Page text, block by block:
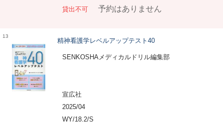
貸出不可 予約はありません
13
精神看護学レベルアップテスト40
SENKOSHAメディカルドリル編集部
宣広社
2025/04
WY/18.2/S